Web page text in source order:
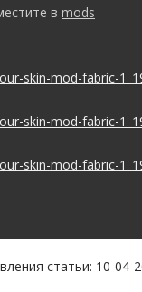
в mods
skin-mod-fabric-
skin-mod-fabric-
skin-mod-fabric-
статьи: 10-04-